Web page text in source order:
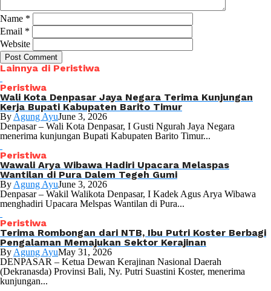
Name *
Email *
Website
Lainnya di Peristiwa
Peristiwa
Wali Kota Denpasar Jaya Negara Terima Kunjungan
Kerja Bupati Kabupaten Barito Timur
By Agung AyuJune 3, 2026
Denpasar – Wali Kota Denpasar, I Gusti Ngurah Jaya Negara
menerima kunjungan Bupati Kabupaten Barito Timur...
Peristiwa
Wawali Arya Wibawa Hadiri Upacara Melaspas
Wantilan di Pura Dalem Tegeh Gumi
By Agung AyuJune 3, 2026
Denpasar – Wakil Walikota Denpasar, I Kadek Agus Arya Wibawa
menghadiri Upacara Melspas Wantilan di Pura...
Peristiwa
Terima Rombongan dari NTB, Ibu Putri Koster Berbagi
Pengalaman Memajukan Sektor Kerajinan
By Agung AyuMay 31, 2026
DENPASAR – Ketua Dewan Kerajinan Nasional Daerah
(Dekranasda) Provinsi Bali, Ny. Putri Suastini Koster, menerima
kunjungan...